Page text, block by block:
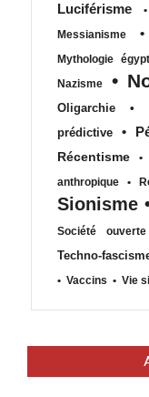
Luciférisme
•
Messianisme
•
Mythologie
Nazisme
•
Oligarchie
•
prédictive
•
Récentisme
•
anthropique
•
Sionisme
Société ouverte
Techno-
• Vaccins • Vie